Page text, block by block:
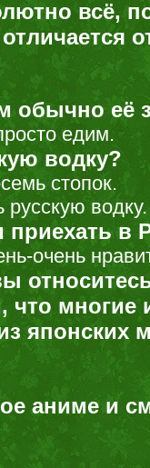
всё,
её
едим.
водку?
стопок.
в
очень
многие
японских
аниме и